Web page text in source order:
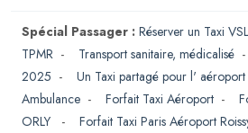
Spécial Passager : Réserver un Taxi VSL
TPMR - Transport sanitaire, médicalisé
2025 - Un Taxi partagé pour l' aéroport
Ambulance - Forfait Taxi Aéroport -
ORLY
- Forfait Taxi Paris Aéroport